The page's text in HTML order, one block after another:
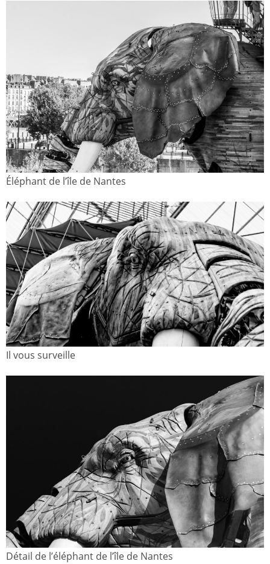
Éléphant de l’île de Nantes
Il vous surveille
Détail de l’éléphant de l’île de Nantes